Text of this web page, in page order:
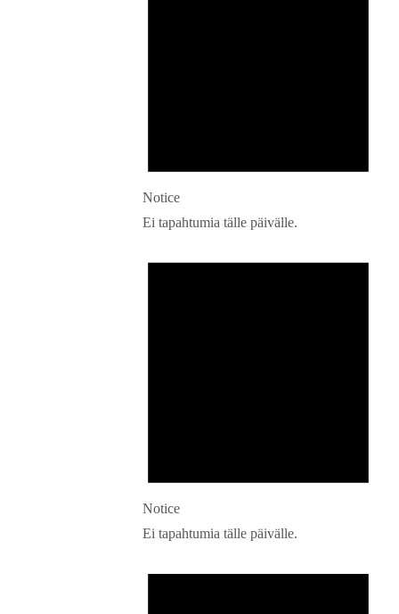
Notice
Ei tapahtumia tälle päivälle.
Notice
Ei tapahtumia tälle päivälle.